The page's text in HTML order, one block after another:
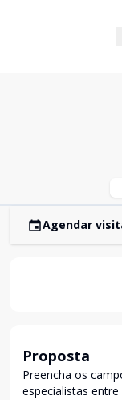
Agendar
Proposta
Preencha os
especialistas